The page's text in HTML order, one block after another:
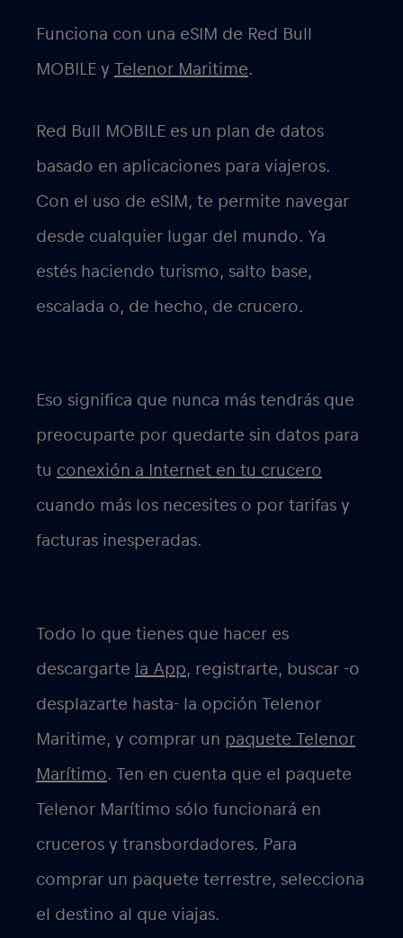
Funciona con una eSIM de Red Bull
MOBILE y Telenor Maritime.
Red Bull MOBILE es un plan de datos
basado en aplicaciones para viajeros.
Con el uso de eSIM, te permite navegar
desde cualquier lugar del mundo. Ya
estés haciendo turismo, salto base,
escalada o, de hecho, de crucero.
Eso significa que nunca más tendrás que
preocuparte por quedarte sin datos para
tu conexión a Internet en tu crucero
cuando más los necesites o por tarifas y
facturas inesperadas.
Todo lo que tienes que hacer es
descargarte la App, registrarte, buscar -o
desplazarte hasta- la opción Telenor
Maritime, y comprar un paquete Telenor
Marítimo. Ten en cuenta que el paquete
Telenor Marítimo sólo funcionará en
cruceros y transbordadores. Para
comprar un paquete terrestre, selecciona
el destino al que viajas.